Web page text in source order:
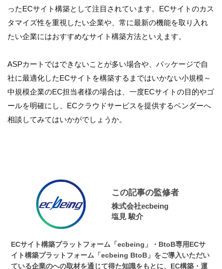
ったECサイト構築として注目されています。ECサイトのカス
タマイズ性を重視したい企業や、常に最新の機能を取り入れ
たい企業にはおすすめなサイト構築方法といえます。
ASPカートではできないことが多い場合や、パッケージで自
社に最適化したECサイトを構築するまではいかない小規模～
中規模企業のEC担当者様の場合は、一度ECサイトの目的やゴ
ールを明確にし、ECクラウドサービスを提供するベンダーへ
相談してみてはいかがでしょうか。
この記事の監修者
株式会社ecbeing
塩見 駿介
ECサイト構築プラットフォーム「ecbeing」・BtoB専用ECサ
イト構築プラットフォーム「ecbeing BtoB」をご導入いただい
ている企業のへの取材を通じて得た知識をもとに、EC構築・運